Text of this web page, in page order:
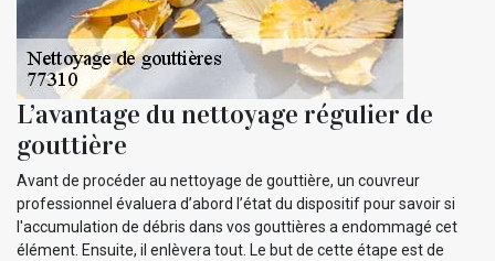
L’avantage du nettoyage régulier de
gouttière
Avant de procéder au nettoyage de gouttière, un couvreur
professionnel évaluera d’abord l’état du dispositif pour savoir si
l'accumulation de débris dans vos gouttières a endommagé cet
élément. Ensuite, il enlèvera tout. Le but de cette étape est de